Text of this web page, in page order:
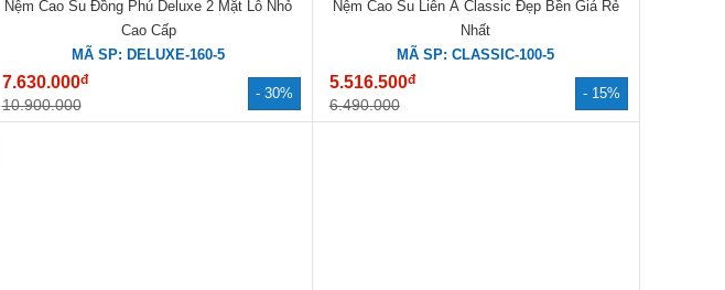
Nệm Cao Su Đồng Phú Deluxe 2 Mặt Lỗ Nhỏ
MÃ SP: DELUXE-160-5
7.630.000đ
Nệm Cao Su Liên Á Classic Đẹp Bền Giá Rẻ
MÃ SP: CLASSIC-100-5
5.516.500đ